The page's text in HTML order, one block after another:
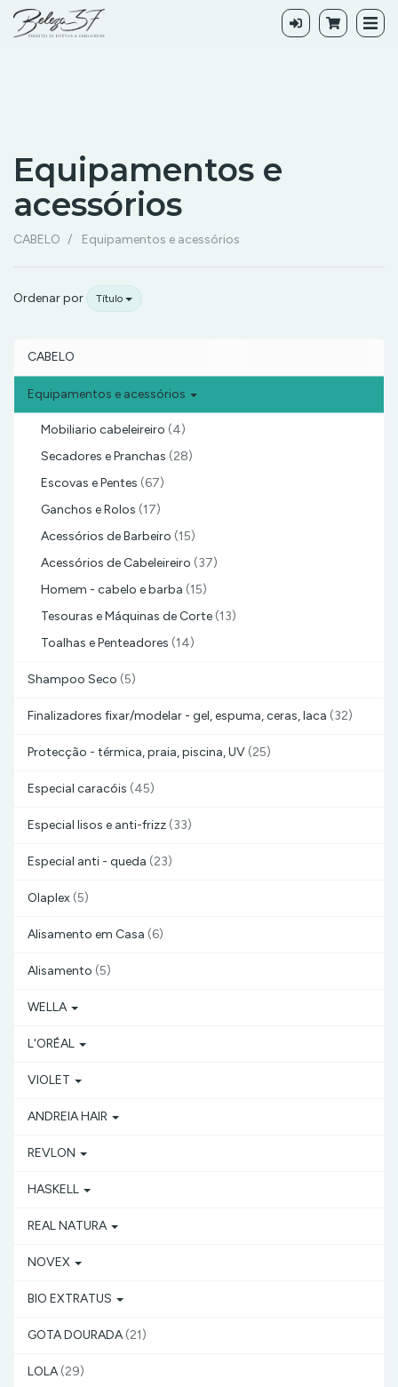
Equipamentos e
acessórios
Equipamentos
e
acessórios
CABELO Equipamentos e acessórios
Ordenar por Título
CABELO
Equipamentos e acessórios
Mobiliario cabeleireiro (4)
Secadores e Pranchas (28)
Escovas e Pentes (67)
Ganchos e Rolos (17)
Acessórios de Barbeiro (15)
Acessórios de Cabeleireiro (37)
Homem - cabelo e barba (15)
Tesouras e Máquinas de Corte (13)
Toalhas e Penteadores (14)
Shampoo Seco (5)
Finalizadores fixar/modelar - gel, espuma, ceras, laca (32)
Protecção - térmica, praia, piscina, UV (25)
Especial caracóis (45)
Especial lisos e anti-frizz (33)
Especial anti - queda (23)
Olaplex (5)
Alisamento em Casa (6)
Alisamento (5)
WELLA
L'ORÉAL
VIOLET
ANDREIA HAIR
REVLON
HASKELL
REAL NATURA
NOVEX
BIO EXTRATUS
GOTA DOURADA(21)
LOLA(29)